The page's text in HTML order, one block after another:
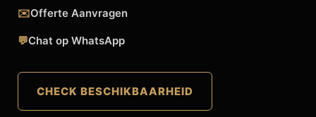
✉️Offerte Aanvragen
💬Chat op WhatsApp
CHECK BESCHIKBAARHEID